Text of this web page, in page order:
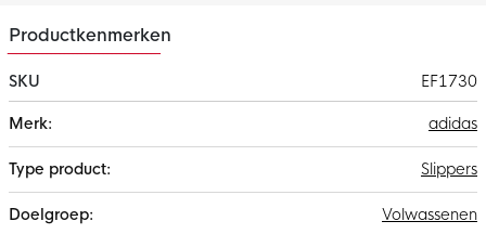
Productkenmerken
SKU
EF1730
informatie
adidas
Slippers
Volwassenen